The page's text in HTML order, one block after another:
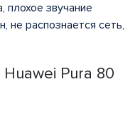
Pura 80
плохое звучание
не распознается сеть,